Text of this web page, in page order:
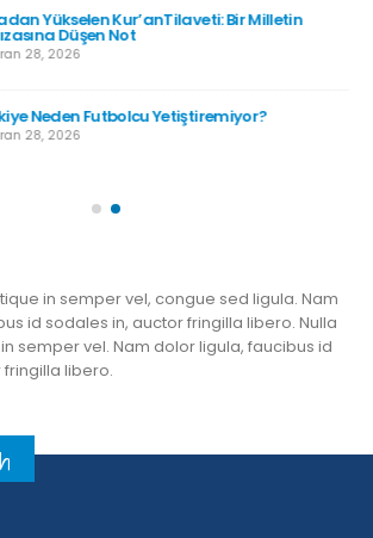
2026
Futbolcu Yetiştiremiyor?
in semper vel, congue sed ligula. Nam
semper vel. Nam dolor ligula, faucibus id
libero.